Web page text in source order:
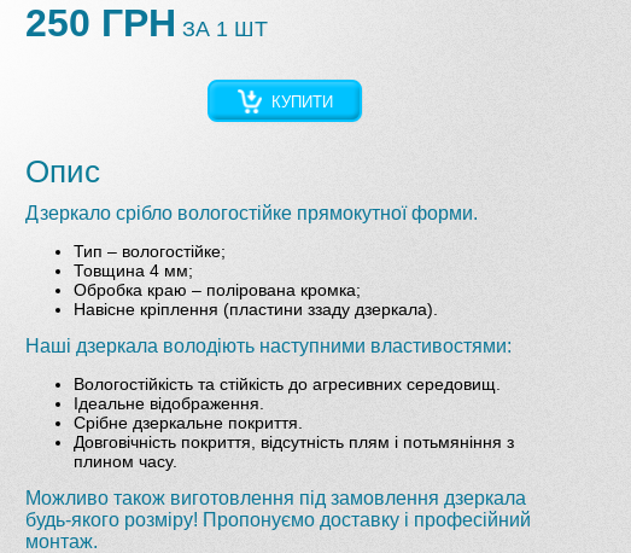
250 ГРН ЗА 1 ШТ
КУПИТИ
Опис
Дзеркало срібло вологостійке прямокутної форми.
Тип – вологостійке;
Товщина 4 мм;
Обробка краю – полірована кромка;
Навісне кріплення (пластини ззаду дзеркала).
Наші дзеркала володіють наступними властивостями:
Вологостійкість та стійкість до агресивних середовищ.
Ідеальне відображення.
Срібне дзеркальне покриття.
Довговічність покриття, відсутність плям і потьмяніння з
плином часу.
Можливо також виготовлення під замовлення дзеркала
будь-якого розміру! Пропонуємо доставку і професійний
монтаж.